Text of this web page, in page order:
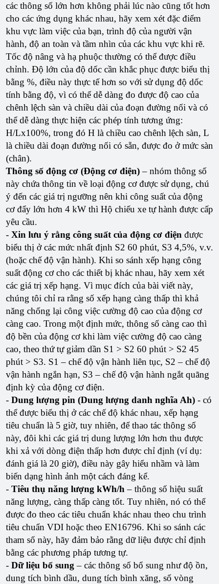
các thông số lớn hơn không phải lúc nào cũng tốt hơn
cho các ứng dụng khác nhau, hãy xem xét đặc điểm
khu vực làm việc của bạn, trình độ của người vận
hành, độ an toàn và tầm nhìn của các khu vực khi rẽ.
Tốc độ nâng và hạ phuộc thường có thể được điều
chỉnh. Độ lớn của độ dốc cần khắc phục được biểu thị
bằng %, điều này thực tế hơn so với sử dụng độ dốc
tính bằng độ, vì có thể dễ dàng đo được độ cao của
chênh lệch sàn và chiều dài của đoạn đường nối và có
thể dễ dàng thực hiện các phép tính tương ứng:
H/Lx100%, trong đó H là chiều cao chênh lệch sàn, L
là chiều dài đoạn đường nối có sẵn, được đo ở mức sàn
(chân).
Thông số động cơ (Động cơ điện)– nhóm thông số
này chứa thông tin về loại động cơ được sử dụng, chú
ý đến các giá trị ngưỡng nên khi công suất của động
cơ đẩy lớn hơn 4 kW thì Hộ chiếu xe tự hành được cấp
yêu cầu.
- Xin lưu ý rằng công suất của động cơ điện được
biểu thị ở các mức nhất định S2 60 phút, S3 4,5%, v.v.
(hoặc chế độ vận hành). Khi so sánh xếp hạng công
suất động cơ cho các thiết bị khác nhau, hãy xem xét
các giá trị xếp hạng. Vì mục đích của bài viết này,
chúng tôi chỉ ra rằng số xếp hạng càng thấp thì khả
năng chống lại công việc cường độ cao của động cơ
càng cao. Trong một định mức, thông số càng cao thì
độ bền của động cơ khi làm việc cường độ cao càng
cao, theo thứ tự giảm dần S1 > S2 60 phút > S2 45
phút > S3. S1 – chế độ vận hành liên tục, S2 – chế độ
vận hành ngắn hạn, S3 – chế độ vận hành ngắt quãng
định kỳ của động cơ điện.
- Dung lượng pin (Dung lượng danh nghĩa Ah) - có
thể được biểu thị ở các chế độ khác nhau, xếp hạng
tiêu chuẩn là 5 giờ, tuy nhiên, để thao tác thông số
này, đôi khi các giá trị dung lượng lớn hơn thu được
khi xả với dòng điện thấp hơn được chỉ định (ví dụ:
đánh giá là 20 giờ), điều này gây hiểu nhầm và làm
biến dạng hình ảnh một cách đáng kể.
- Tiêu thụ năng lượng kWh/h– thông số hiệu suất
năng lượng, càng thấp càng tốt. Tuy nhiên, nó có thể
được đo theo các tiêu chuẩn khác nhau theo chu trình
tiêu chuẩn VDI hoặc theo EN16796. Khi so sánh các
tham số này, hãy đảm bảo rằng dữ liệu được chỉ định
bằng các phương pháp tương tự.
- Dữ liệu bổ sung– các thông số bổ sung như độ ồn,
dung tích bình dầu, dung tích bình xăng, số vòng